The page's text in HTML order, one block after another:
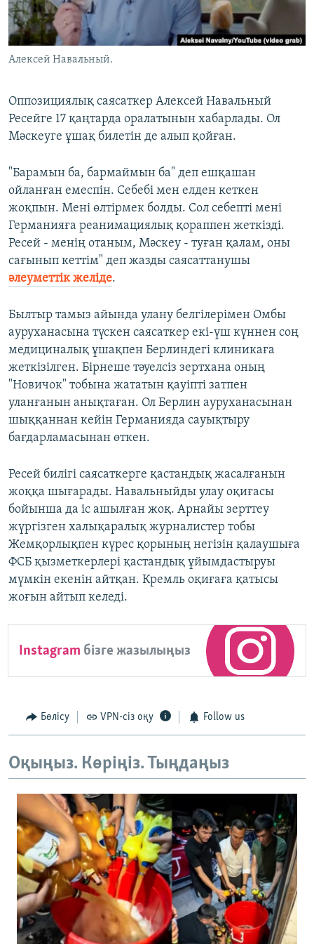
ЖАЗЫЛЫҢЫЗ
Алексей Навальный.
Оппозициялық саясаткер Алексей Навальный
Ресейге 17 қаңтарда оралатынын хабарлады. Ол
Мәскеуге ұшақ билетін де алып қойған.
"Барамын ба, бармаймын ба" деп ешқашан
ойланған емеспін. Себебі мен елден кеткен
жоқпын. Мені өлтірмек болды. Сол себепті мені
Германияға реанимациялық қораппен жеткізді.
Ресей - менің отаным, Мәскеу - туған қалам, оны
сағынып кеттім" деп жазды саясаттанушы
әлеуметтік желіде.
Былтыр тамыз айында улану белгілерімен Омбы
ауруханасына түскен саясаткер екі-үш күннен соң
медициналық ұшақпен Берлиндегі клиникаға
жеткізілген. Бірнеше тәуелсіз зертхана оның
"Новичок" тобына жататын қауіпті затпен
уланғанын анықтаған. Ол Берлин ауруханасынан
шыққаннан кейін Германияда сауықтыру
бағдарламасынан өткен.
Ресей билігі саясаткерге қастандық жасалғанын
жоққа шығарады. Навальныйды улау оқиғасы
бойынша да іс ашылған жоқ. Арнайы зерттеу
жүргізген халықаралық журналистер тобы
Жемқорлықпен күрес қорының негізін қалаушыға
ФСБ қызметкерлері қастандық ұйымдастыруы
мүмкін екенін айтқан. Кремль оқиғаға қатысы
жоғын айтып келеді.
Instagram бізге жазылыңыз
Бөлісу VPN-сіз оқу Follow us
Оқыңыз. Көріңіз. Тыңдаңыз